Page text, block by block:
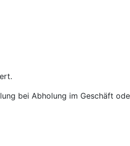
bei Abholung im Geschäft